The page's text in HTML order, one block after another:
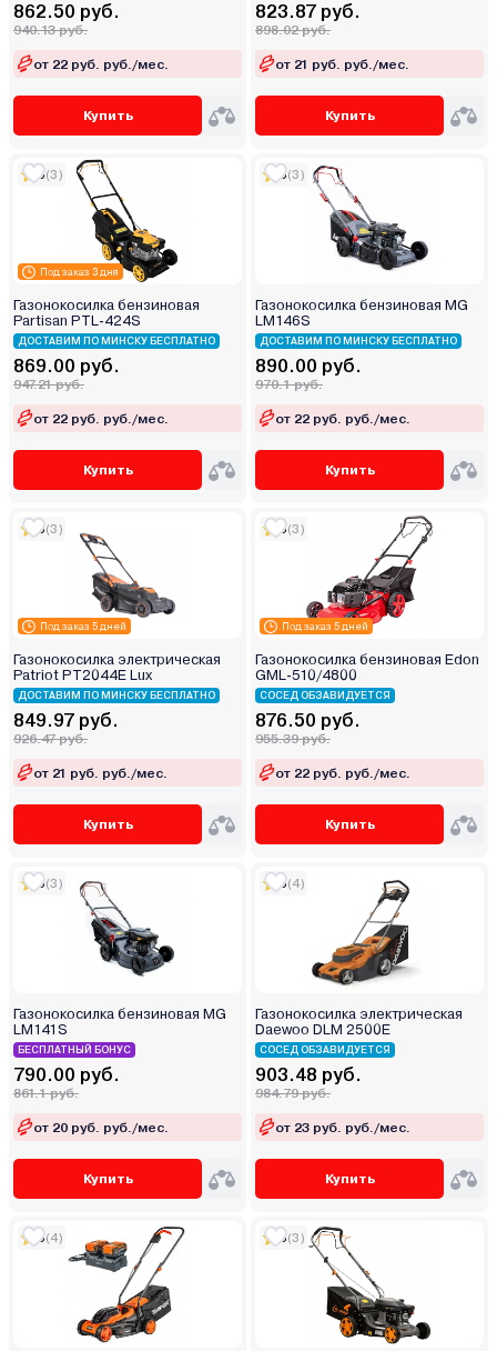
862.50 руб.
940.13 руб.
от 22 руб. руб./мес.
Купить
823.87 руб.
898.02 руб.
от 21 руб. руб./мес.
Купить
Под заказ 3 дня
5(3)
Газонокосилка бензиновая
Partisan PTL-424S
ДОСТАВИМ ПО МИНСКУ БЕСПЛАТНО
869.00 руб.
947.21 руб.
от 22 руб. руб./мес.
Купить
5(3)
Газонокосилка бензиновая MG
LM146S
ДОСТАВИМ ПО МИНСКУ БЕСПЛАТНО
890.00 руб.
970.1 руб.
от 22 руб. руб./мес.
Купить
Под заказ 5 дней
5(3)
Газонокосилка электрическая
Patriot PT2044E Lux
ДОСТАВИМ ПО МИНСКУ БЕСПЛАТНО
849.97 руб.
926.47 руб.
от 21 руб. руб./мес.
Купить
Под заказ 5 дней
5(3)
Газонокосилка бензиновая Edon
GML-510/4800
СОСЕД ОБЗАВИДУЕТСЯ
876.50 руб.
955.39 руб.
от 22 руб. руб./мес.
Купить
5(3)
Газонокосилка бензиновая MG
LM141S
БЕСПЛАТНЫЙ БОНУС
790.00 руб.
861.1 руб.
от 20 руб. руб./мес.
Купить
5(4)
Газонокосилка электрическая
Daewoo DLM 2500E
СОСЕД ОБЗАВИДУЕТСЯ
903.48 руб.
984.79 руб.
от 23 руб. руб./мес.
Купить
5(4) 5(3)